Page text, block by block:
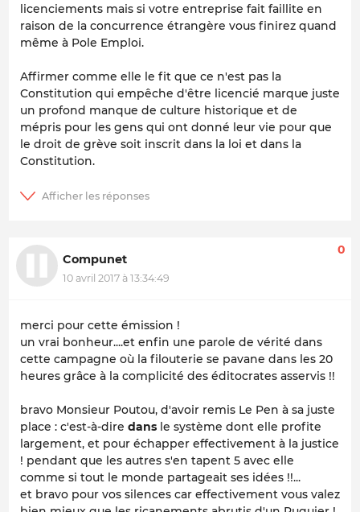
licenciements mais si votre entreprise fait faillite en
raison de la concurrence étrangère vous finirez quand
même à Pole Emploi.
Affirmer comme elle le fit que ce n'est pas la
Constitution qui empêche d'être licencié marque juste
un profond manque de culture historique et de
mépris pour les gens qui ont donné leur vie pour que
le droit de grève soit inscrit dans la loi et dans la
Constitution.
Compunet
10 avril 2017 à 13:34:49
0
merci pour cette émission !
un vrai bonheur....et enfin une parole de vérité dans
cette campagne où la filouterie se pavane dans les 20
heures grâce à la complicité des éditocrates asservis !!
bravo Monsieur Poutou, d'avoir remis Le Pen à sa juste
place : c'est-à-dire dans le système dont elle profite
largement, et pour échapper effectivement à la justice
! pendant que les autres s'en tapent 5 avec elle
comme si tout le monde partageait ses idées !!...
et bravo pour vos silences car effectivement vous valez